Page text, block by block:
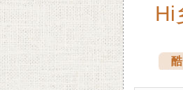
Hi